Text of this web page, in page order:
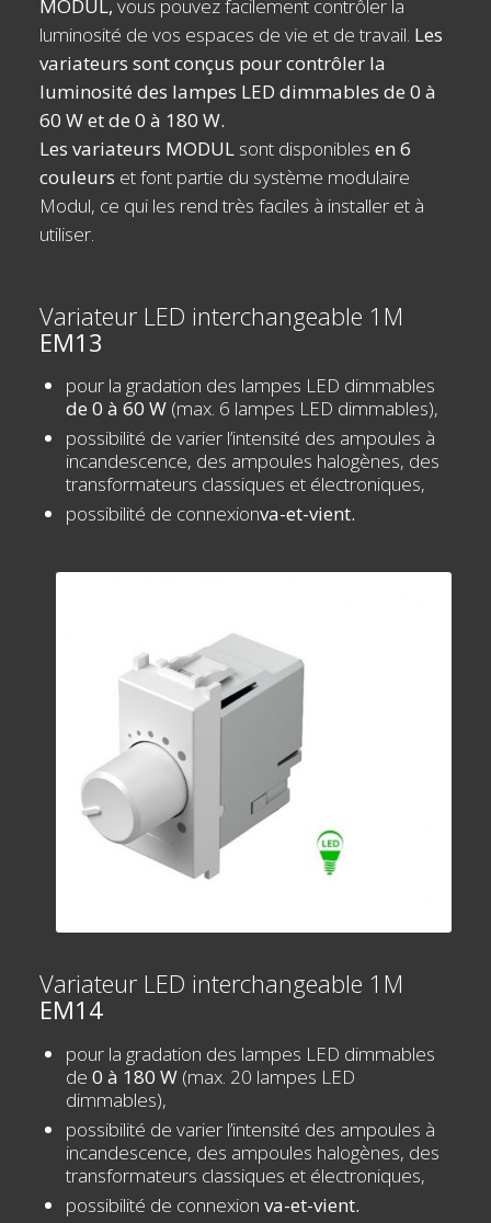
MODUL, vous pouvez facilement contrôler la
luminosité de vos espaces de vie et de travail. Les
variateurs sont conçus pour contrôler la
luminosité des lampes LED dimmables de 0 à
60 W et de 0 à 180 W.
Les variateurs MODUL sont disponibles en 6
couleurs et font partie du système modulaire
Modul, ce qui les rend très faciles à installer et à
utiliser.
Variateur LED interchangeable 1M
EM13
pour la gradation des lampes LED dimmables
de 0 à 60 W(max. 6 lampes LED dimmables),
possibilité de varier l’intensité des ampoules à
incandescence, des ampoules halogènes, des
transformateurs classiques et électroniques,
possibilité de connexionva-et-vient.
Variateur LED interchangeable 1M
EM14
pour la gradation des lampes LED dimmables
de 0 à 180 W(max. 20 lampes LED
dimmables),
possibilité de varier l’intensité des ampoules à
incandescence, des ampoules halogènes, des
transformateurs classiques et électroniques,
possibilité de connexion va-et-vient.